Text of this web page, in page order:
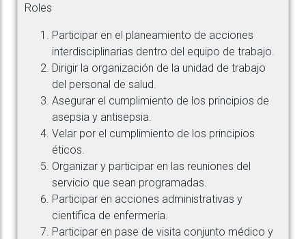
Roles
Participar en el planeamiento de acciones
interdisciplinarias dentro del equipo de trabajo.
Dirigir la organización de la unidad de trabajo
del personal de salud.
Asegurar el cumplimiento de los principios de
asepsia y antisepsia.
Velar por el cumplimiento de los principios
éticos.
Organizar y participar en las reuniones del
servicio que sean programadas.
Participar en acciones administrativas y
científica de enfermería.
Participar en pase de visita conjunto médico y